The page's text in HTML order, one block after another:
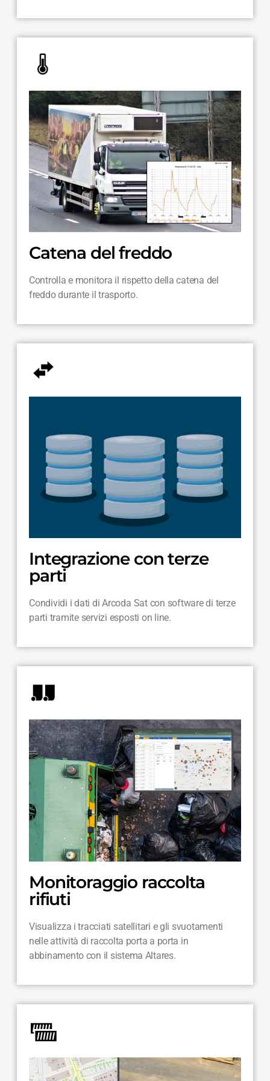
Catena del freddo
Controlla e monitora il rispetto della catena del
freddo durante il trasporto.
Integrazione con terze
parti
Condividi i dati di Arcoda Sat con software di terze
parti tramite servizi esposti on line.
Monitoraggio raccolta
rifiuti
Visualizza i tracciati satellitari e gli svuotamenti
nelle attività di raccolta porta a porta in
abbinamento con il sistema Altares.